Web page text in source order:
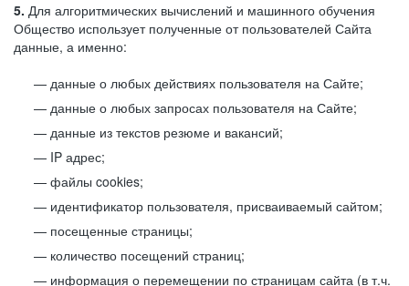
5. Для алгоритмических вычислений и машинного обучения
Общество использует полученные от пользователей Сайта
данные, а именно:
данные о любых действиях пользователя на Сайте;
данные о любых запросах пользователя на Сайте;
данные из текстов резюме и вакансий;
IP адрес;
файлы cookies;
идентификатор пользователя, присваиваемый сайтом;
посещенные страницы;
количество посещений страниц;
информация о перемещении по страницам сайта (в т.ч.